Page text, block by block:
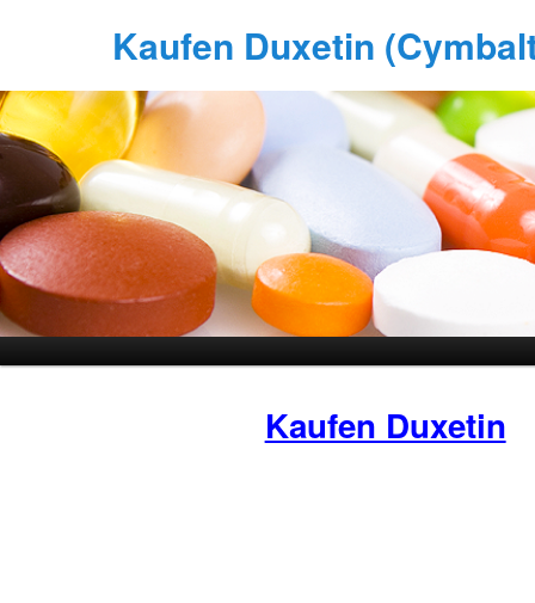
Kaufen Duxetin
Kaufen Duxetin